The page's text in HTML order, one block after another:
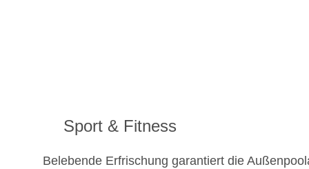
Sport & Fitness
Belebende Erfrischung garantiert die